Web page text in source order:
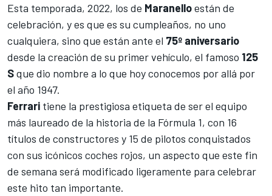
Esta temporada, 2022, los de Maranelloestán de
celebración, y es que es su cumpleaños, no uno
cualquiera, sino que están ante el 75º aniversario
desde la creación de su primer vehículo, el famoso 125
Sque dio nombre a lo que hoy conocemos por allá por
el año 1947.
Ferrari tiene la prestigiosa etiqueta de ser el equipo
más laureado de la historia de la Fórmula 1, con 16
títulos de constructores y 15 de pilotos conquistados
con sus icónicos coches rojos, un aspecto que este fin
de semana será modificado ligeramente para celebrar
este hito tan importante.